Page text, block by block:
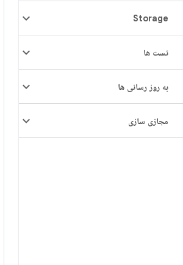
Storage
تست ها
به روز رسانی ها
مجازی سازی